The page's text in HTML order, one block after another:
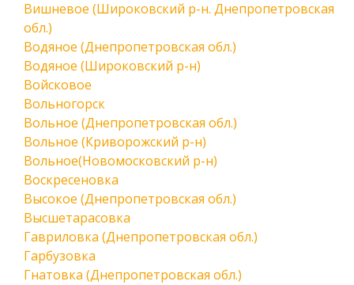
Вишневое (Широковский р-н. Днепропетровская
обл.)
Водяное (Днепропетровская обл.)
Водяное (Широковский р-н)
Войсковое
Вольногорск
Вольное (Днепропетровская обл.)
Вольное (Криворожский р-н)
Вольное(Новомосковский р-н)
Воскресеновка
Высокое (Днепропетровская обл.)
Высшетарасовка
Гавриловка (Днепропетровская обл.)
Гарбузовка
Гнатовка (Днепропетровская обл.)